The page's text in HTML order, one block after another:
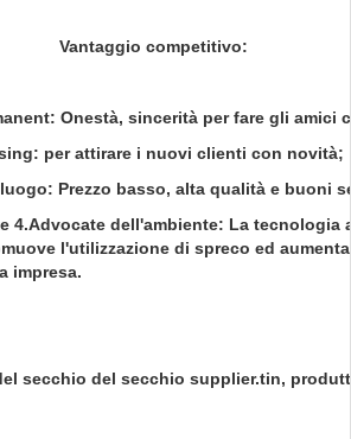
Vantaggio competitivo:
Onestà, sincerità per fare gli amici
per attirare i nuovi clienti con novità;
Prezzo basso, alta qualità e buoni
4.Advocate dell'ambiente: La tecnologia
l'utilizzazione di spreco ed
impresa.
secchio del secchio supplier.tin,